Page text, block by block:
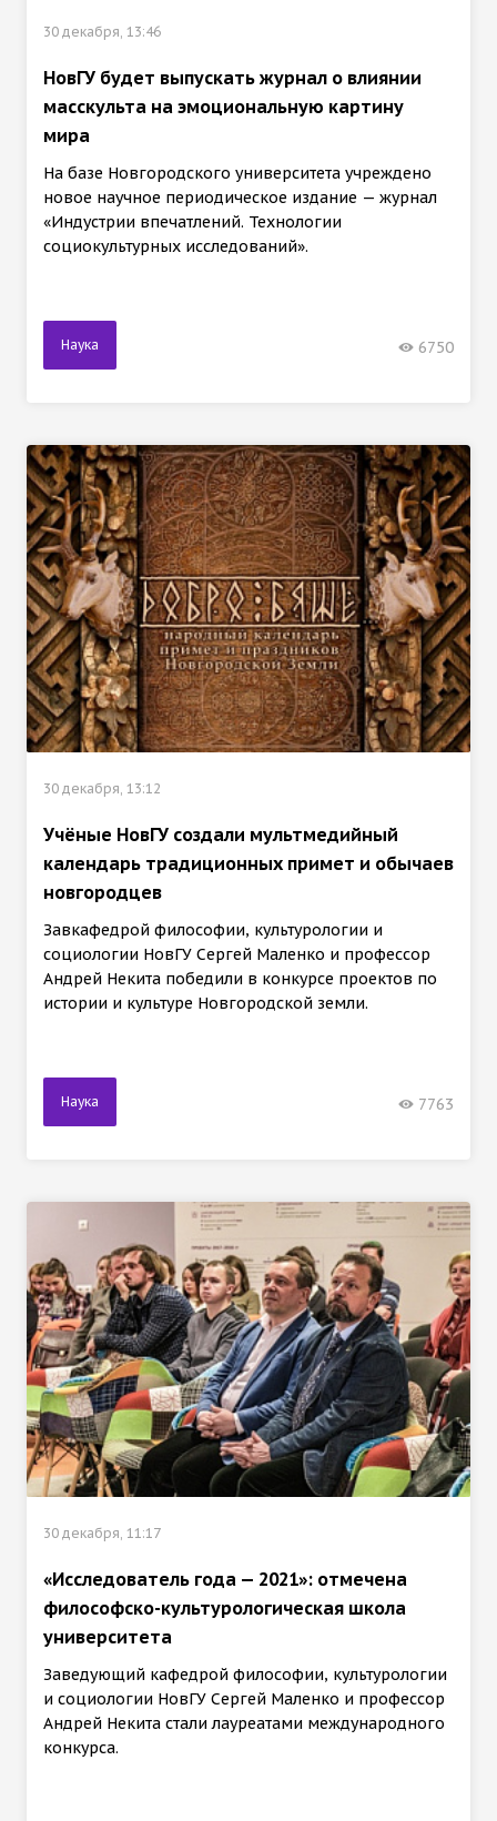
30 декабря, 13:46
НовГУ будет выпускать журнал о влиянии
масскульта на эмоциональную картину
мира
На базе Новгородского университета учреждено
новое научное периодическое издание — журнал
«Индустрии впечатлений. Технологии
социокультурных исследований».
Наука 6750
30 декабря, 13:12
Учёные НовГУ создали мультмедийный
календарь традиционных примет и обычаев
новгородцев
Завкафедрой философии, культурологии и
социологии НовГУ Сергей Маленко и профессор
Андрей Некита победили в конкурсе проектов по
истории и культуре Новгородской земли.
Наука 7763
30 декабря, 11:17
«Исследователь года — 2021»: отмечена
философско-культурологическая школа
университета
Заведующий кафедрой философии, культурологии
и социологии НовГУ Сергей Маленко и профессор
Андрей Некита стали лауреатами международного
конкурса.